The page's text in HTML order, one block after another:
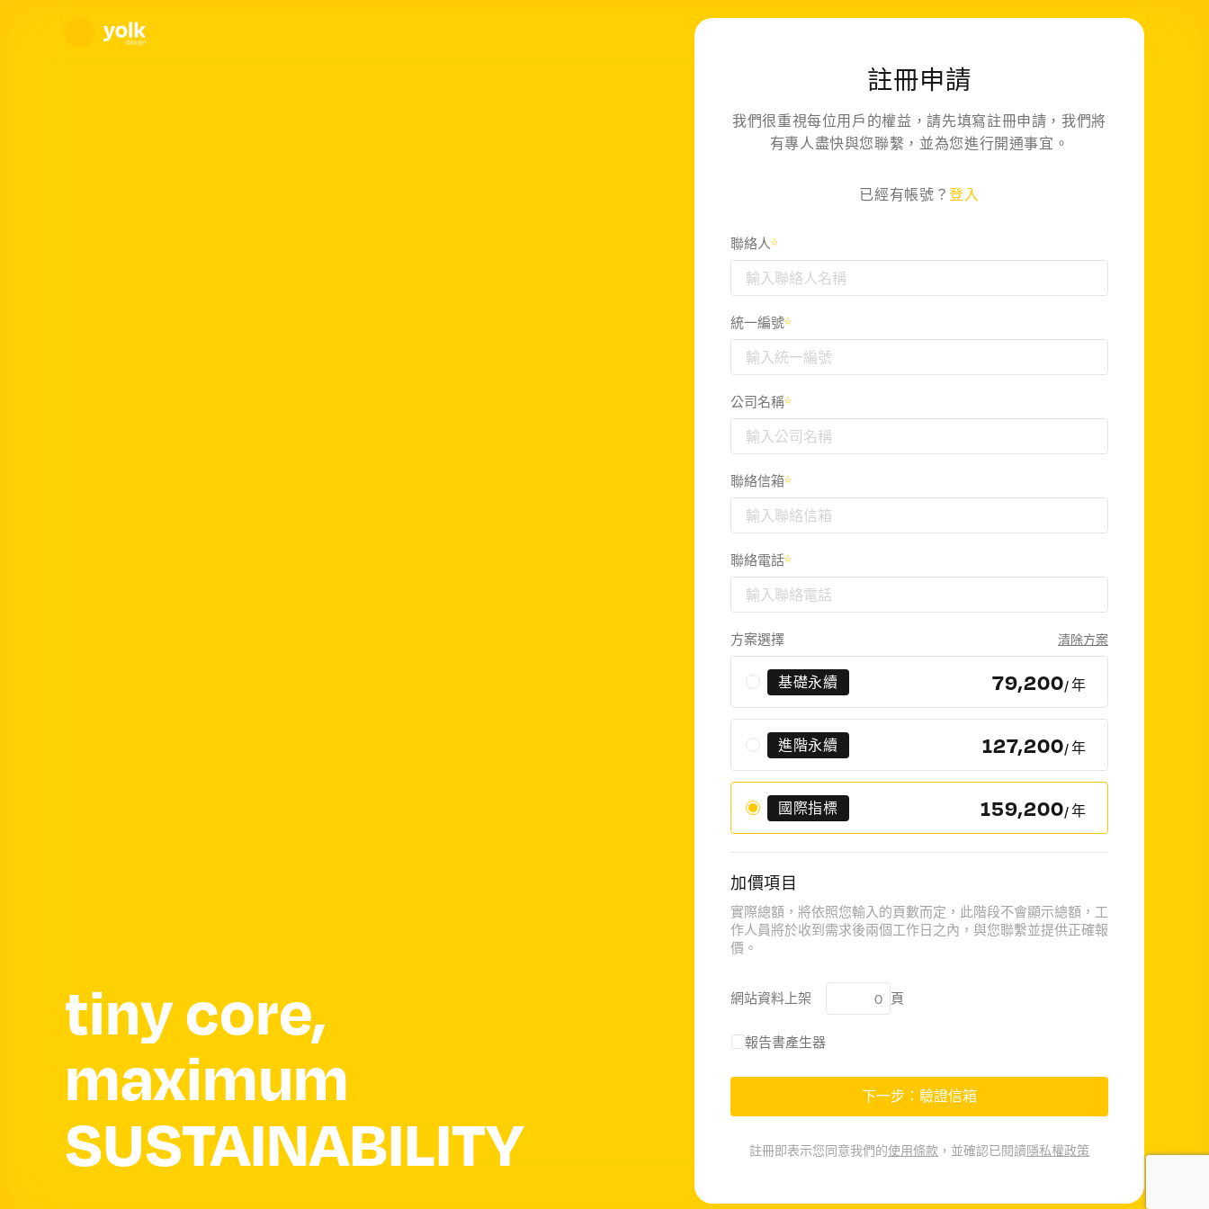
註冊申請
我們很重視每位用戶的權益，請先填寫註冊申請，我們將
有專人盡快與您聯繫，並為您進行開通事宜。
已經有帳號？登入
聯絡人*
統一編號*
公司名稱*
聯絡信箱*
聯絡電話*
方案選擇 清除方案
基礎永續 79,200/ 年
進階永續 127,200/ 年
國際指標 159,200/ 年
加價項目
實際總額，將依照您輸入的頁數而定，此階段不會顯示總額，工
作人員將於收到需求後兩個工作日之內，與您聯繫並提供正確報
價。
網站資料上架 頁
報告書產生器
下一步：驗證信箱
註冊即表示您同意我們的使用條款 ，並確認已閱讀隱私權政策
tiny core,
maximum
SUSTAINABILITY